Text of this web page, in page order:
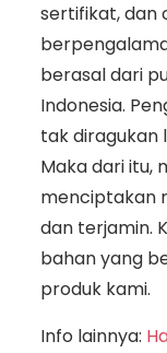
sertifikat, dan
berasal dari
Indonesia.
tak diragukan
Maka dari itu,
menciptakan
dan terjamin.
bahan yang
produk kami.
Info lainnya: